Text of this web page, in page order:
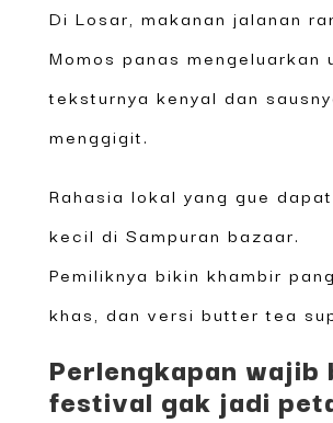
Di Losar, makanan jalanan
Momos panas mengeluarkan
teksturnya kenyal dan
menggigit.
Rahasia lokal yang gue
kecil di Sampuran bazaar.
Pemiliknya bikin khambir
khas, dan versi butter tea
Perlengkapan wajib
festival gak jadi